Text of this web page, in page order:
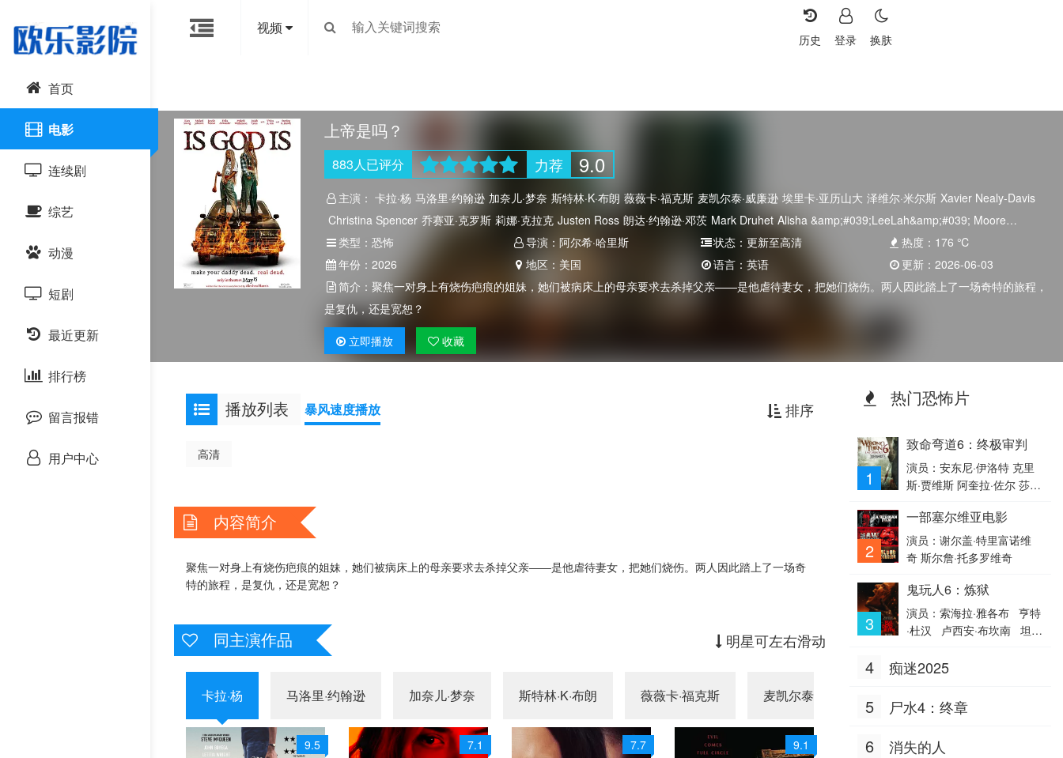
视频
换肤
登录
历史
首页
电影
连续剧
国产剧
港台剧
日韩剧
欧美剧
泰国剧
综艺
大陆综艺
日韩综艺
港台综艺
欧美综艺
动漫
国产动漫
日韩动漫
欧美动漫
短剧
最近更新
排行榜
留言报错
用户中心
上帝是吗？
883人已评分 力荐 9.0
主演： 卡拉·杨 马洛里·约翰逊 加奈儿·梦奈 斯特林·K·布朗 薇薇卡·福克斯 麦凯尔泰·威廉逊 埃里卡·亚历山大 泽维尔·米尔斯 Xavier Nealy-Davis
Christina Spencer 乔赛亚·克罗斯 莉娜·克拉克 Justen Ross 朗达·约翰逊·邓茨 Mark Druhet Alisha &amp;#039;LeeLah&amp;#039; Moore
Andreius &amp;#039;Dre
类型： 恐怖 导演：阿尔希·哈里斯 状态：更新至高清 热度： 176 ℃
年份： 2026 地区： 美国 语言：英语 更新： 2026-06-03
简介： 聚焦一对身上有烧伤疤痕的姐妹，她们被病床上的母亲要求去杀掉父亲——是他虐待妻女，把她们烧伤。两人因此踏上了一场奇特的旅程，
是复仇，还是宽恕？
立即播放 收藏
播放列表 排序
暴风速度播放
高清
内容简介
聚焦一对身上有烧伤疤痕的姐妹，她们被病床上的母亲要求去杀掉父亲——是他虐待妻女，把她们烧伤。两人因此踏上了一场奇
特的旅程，是复仇，还是宽恕？
同主演作品 明星可左右滑动
卡拉·杨 马洛里·约翰逊 加奈儿·梦奈 斯特林·K·布朗 薇薇卡·福克斯 麦凯尔泰·威廉逊
9.5 7.1 7.7 9.1
热门恐怖片
1
致命弯道6：终极审判
演员：安东尼·伊洛特 克里
斯·贾维斯 阿奎拉·佐尔 莎蒂
什沃斯 Harry Belcher 乔·贾
米纳拉 罗克珊·帕利特 拉多
斯拉夫·巴瓦诺夫 丹柯·约尔
Robinson 塔莉塔·吕克-厄德
尔 卢克·卡森斯
2
一部塞尔维亚电影
演员：谢尔盖·特里富诺维
奇 斯尔詹·托多罗维奇
3
鬼玩人6：炼狱
演员：索海拉·雅各布 亨特
·杜汉 卢西安·布坎南 坦蒂
·尚德 维克托里·恩杜克韦
皮瓦·索罗帕 格雷塔·范登
布林克
4 痴迷2025
5 尸水4：终章
6 消失的人